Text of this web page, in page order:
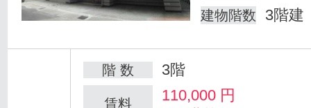
建物階数 3階建
階 数 3階
賃料 110,000 円